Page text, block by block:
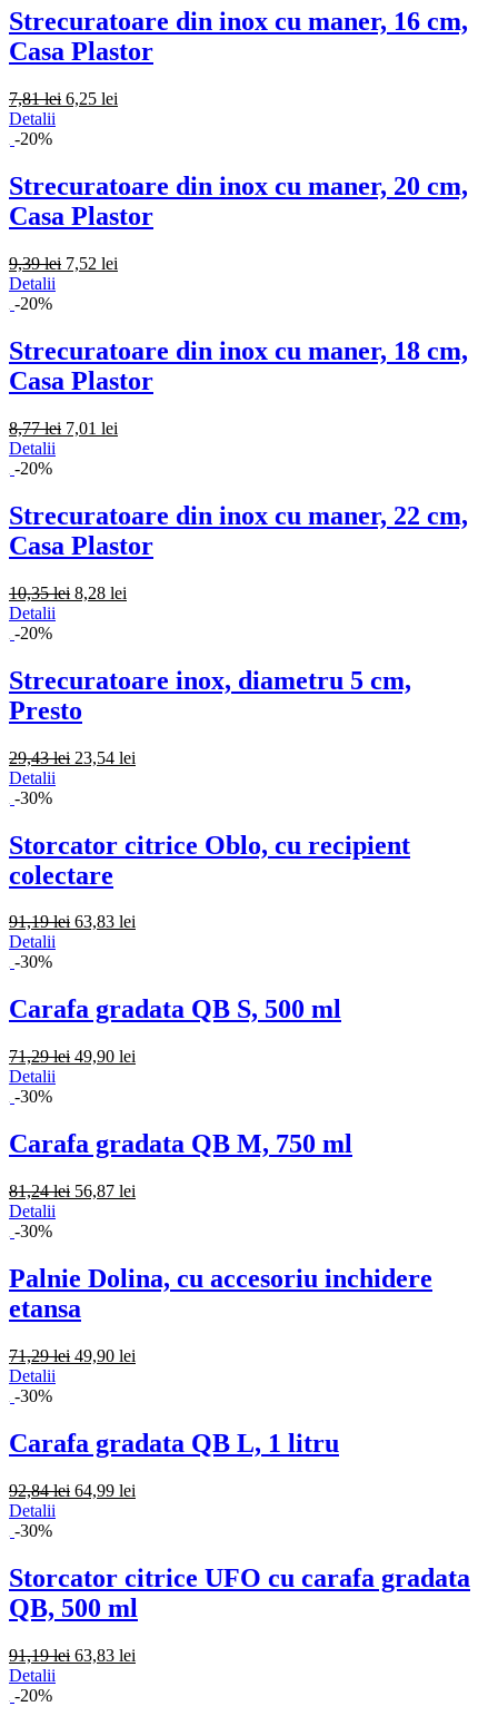
Strecuratoare din inox cu maner, 16 cm,
Casa Plastor
7,81 lei 6,25 lei
Detalii
-20%
Strecuratoare din inox cu maner, 20 cm,
Casa Plastor
9,39 lei 7,52 lei
Detalii
-20%
Strecuratoare din inox cu maner, 18 cm,
Casa Plastor
8,77 lei 7,01 lei
Detalii
-20%
Strecuratoare din inox cu maner, 22 cm,
Casa Plastor
10,35 lei 8,28 lei
Detalii
-20%
Strecuratoare inox, diametru 5 cm,
Presto
29,43 lei 23,54 lei
Detalii
-30%
Storcator citrice Oblo, cu recipient
colectare
91,19 lei 63,83 lei
Detalii
-30%
Carafa gradata QB S, 500 ml
71,29 lei 49,90 lei
Detalii
-30%
Carafa gradata QB M, 750 ml
81,24 lei 56,87 lei
Detalii
-30%
Palnie Dolina, cu accesoriu inchidere
etansa
71,29 lei 49,90 lei
Detalii
-30%
Carafa gradata QB L, 1 litru
92,84 lei 64,99 lei
Detalii
-30%
Storcator citrice UFO cu carafa gradata
QB, 500 ml
91,19 lei 63,83 lei
Detalii
-20%